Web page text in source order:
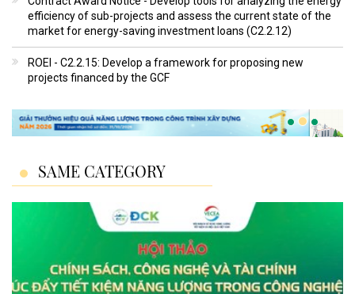
efficiency of sub-projects and assess the current state of the
market for energy-saving investment loans (C2.2.12)
ROEI - C2.2.15: Develop a framework for proposing new
projects financed by the GCF
SAME CATEGORY